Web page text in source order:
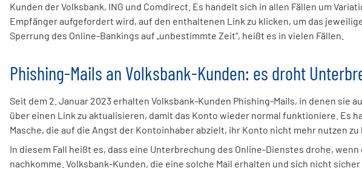
Kunden der Volksbank, ING und Comdirect. Es handelt sich in allen Fällen um
Empfänger aufgefordert wird, auf den enthaltenen Link zu klicken, um das
Sperrung des Online-Bankings auf „unbestimmte Zeit“, heißt es in vielen Fällen.
Phishing-Mails an Volksbank-Kunden: es droht
Seit dem 2. Januar 2023 erhalten Volksbank-Kunden Phishing-Mails, in denen
über einen Link zu aktualisieren, damit das Konto wieder normal funktioniere. Es
Masche, die auf die Angst der Kontoinhaber abzielt, ihr Konto nicht mehr nutzen zu
In diesem Fall heißt es, dass eine Unterbrechung des Online-Dienstes drohe,
nachkomme. Volksbank-Kunden, die eine solche Mail erhalten und sich nicht